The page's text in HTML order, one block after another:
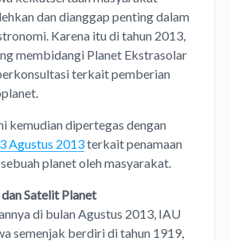
dan dianggap penting dalam
Karena itu di tahun 2013,
membidangi Planet Ekstrasolar
terkait pemberian
kemudian dipertegas dengan
Agustus 2013terkait penamaan
planet oleh masyarakat.
Satelit Planet
di bulan Agustus 2013, IAU
semenjak berdiri di tahun 1919,